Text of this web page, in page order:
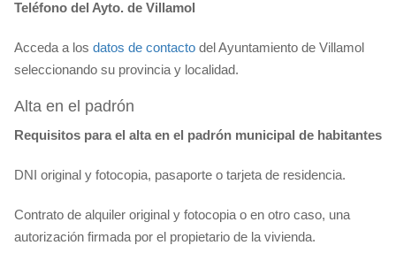
Teléfono del Ayto. de Villamol
Acceda a los datos de contacto del Ayuntamiento de Villamol
seleccionando su provincia y localidad.
Alta en el padrón
Requisitos para el alta en el padrón municipal de habitantes
DNI original y fotocopia, pasaporte o tarjeta de residencia.
Contrato de alquiler original y fotocopia o en otro caso, una
autorización firmada por el propietario de la vivienda.